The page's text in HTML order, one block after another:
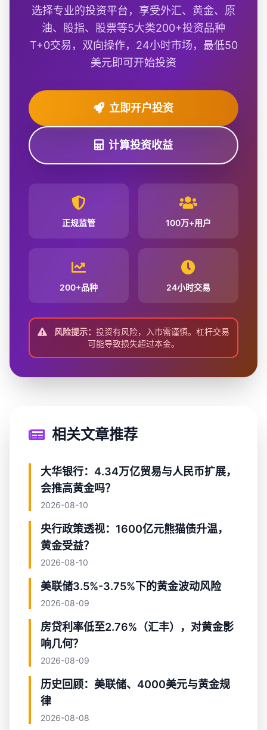
选择专业的投资平台，享受外汇、黄金、原
油、股指、股票等5大类200+投资品种
T+0交易，双向操作，24小时市场，最低50
美元即可开始投资
立即开户投资
计算投资收益
正规监管 100万+用户
200+品种 24小时交易
风险提示： 投资有风险，入市需谨慎。杠杆交易
可能导致损失超过本金。
相关文章推荐
大华银行：4.34万亿贸易与人民币扩展，
会推高黄金吗？
2026-08-10
央行政策透视：1600亿元熊猫债升温，
黄金受益？
2026-08-10
美联储3.5%-3.75%下的黄金波动风险
2026-08-09
房贷利率低至2.76%（汇丰），对黄金影
响几何？
2026-08-09
历史回顾：美联储、4000美元与黄金规
律
2026-08-08